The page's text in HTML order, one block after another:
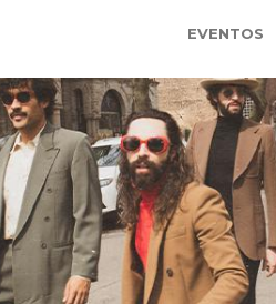
EVENTOS